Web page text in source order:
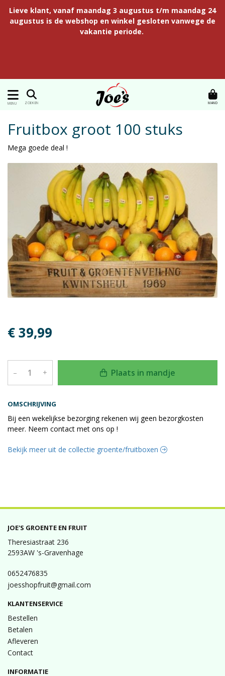
Lieve klant, vanaf maandag 3 augustus t/m maandag 24
augustus is de webshop en winkel gesloten vanwege de
vakantie periode.
MENU ZOEKEN MAND
OMSCHRIJVING
Bij een wekelijkse bezorging rekenen wij geen bezorgkosten
meer. Neem contact met ons op !
Fruitbox groot 100 stuks
Mega goede deal !
€ 39,99
– + Plaats in mandje
Bekijk meer uit de collectie groente/fruitboxen
JOE'S GROENTE EN FRUIT
Theresiastraat 236
2593AW 's-Gravenhage
0652476835
joesshopfruit@gmail.com
KLANTENSERVICE
Bestellen
Betalen
Afleveren
Contact
INFORMATIE